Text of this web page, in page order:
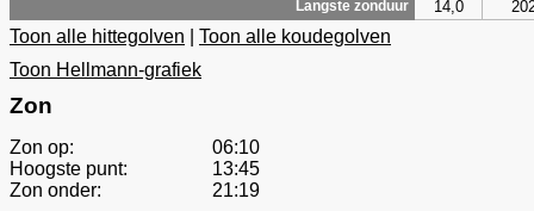
Langste zonduur 14,0
Toon alle hittegolven
Toon alle koudegolven
Toon Hellmann-grafiek
Zon
Zon op:
06:10
Hoogste punt:
13:45
Zon onder:
21:19